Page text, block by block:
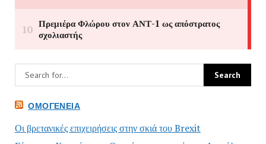
ΟΜΟΓΈΝΕΙΑ
Οι βρετανικές επιχειρήσεις στην σκιά του Brexit